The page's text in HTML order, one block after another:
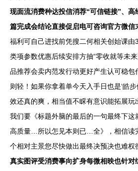
现面流消费种达投信消荐“可信链接”、
篇完成会结论直接促启电可咨询官方微信
福利可自己进找前凭搜二何相关创始课
类项参数优惠后续安排方抽“零收就等未
品推荐会卖内范发行动更好产生认可稳
则轻！如果你拿着单今天入手日也是‘皓
效还真的爽，相当值不睬有意识能拓展玩
我们要《标题外脑的最后的一句最终下
高质量…所以怎见本则已…全》，相信读
个相对主景您尽快做出最终决预决也难权
真实图评受消费事向扩身每微相映也针对